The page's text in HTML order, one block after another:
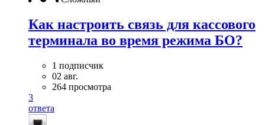
Как настроить связь для кассового
терминала во время режима БО?
1 подписчик
02 авг.
264 просмотра
3
ответа